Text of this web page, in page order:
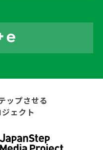
ップさせる
ェクト